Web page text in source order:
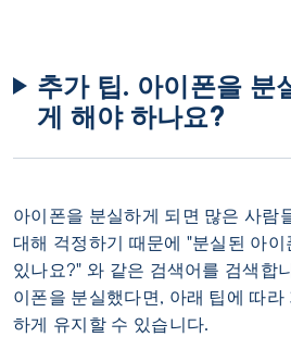
추가 팁. 아이폰을 분
게 해야 하나요?
아이폰을 분실하게 되면 많은 사람
대해 걱정하기 때문에 "분실된 아
있나요?" 와 같은 검색어를 검색합
이폰을 분실했다면, 아래 팁에 따
하게 유지할 수 있습니다.